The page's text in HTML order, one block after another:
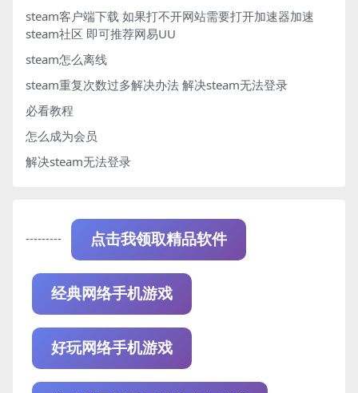
steam客户端下载 如果打不开网站需要打开加速器加速
steam社区 即可推荐网易UU
steam怎么离线
steam重复次数过多解决办法 解决steam无法登录
必看教程
怎么成为会员
解决steam无法登录
--------- 点击我领取精品软件
经典网络手机游戏
好玩网络手机游戏